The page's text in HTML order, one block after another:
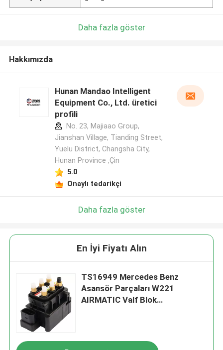
Daha fazla göster
Hakkımızda
Hunan Mandao Intelligent
Equipment Co., Ltd. üretici
profili
No. 23, Majiaao Group,
Jianshan Village, Tianding Street,
Yuelu District, Changsha City,
Hunan Province ,Çin
5.0
Onaylı tedarikçi
Daha fazla göster
En İyi Fiyatı Alın
TS16949 Mercedes Benz
Asansör Parçaları W221
AIRMATIC Valf Blok